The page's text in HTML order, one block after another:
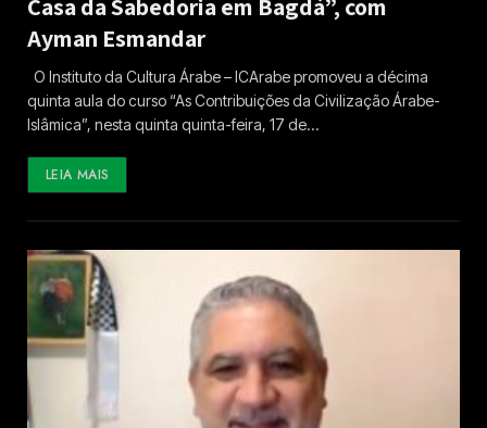
Casa da Sabedoria em Bagdá”, com
Ayman Esmandar
O Instituto da Cultura Árabe – ICArabe promoveu a décima
quinta aula do curso “As Contribuições da Civilização Árabe-
Islâmica”, nesta quinta quinta-feira, 17 de…
LEIA MAIS